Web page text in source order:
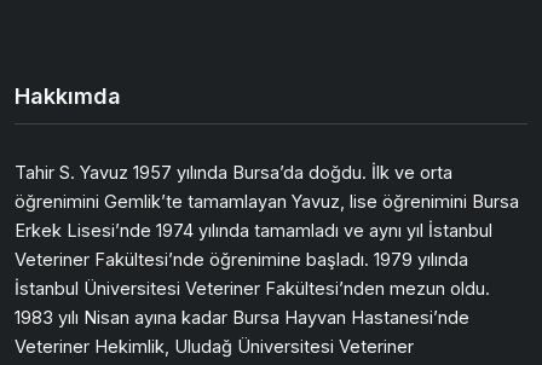
Hakkımda
Tahir S. Yavuz 1957 yılında Bursa’da doğdu. İlk ve orta
öğrenimini Gemlik’te tamamlayan Yavuz, lise öğrenimini Bursa
Erkek Lisesi’nde 1974 yılında tamamladı ve aynı yıl İstanbul
Veteriner Fakültesi’nde öğrenimine başladı. 1979 yılında
İstanbul Üniversitesi Veteriner Fakültesi’nden mezun oldu.
1983 yılı Nisan ayına kadar Bursa Hayvan Hastanesi’nde
Veteriner Hekimlik, Uludağ Üniversitesi Veteriner